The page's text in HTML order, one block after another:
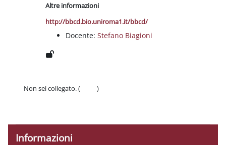
Altre informazioni
http://bbcd.bio.uniroma1.it/bbcd/
Docente:Stefano Biagioni
Non sei collegato. (
)
Informazioni